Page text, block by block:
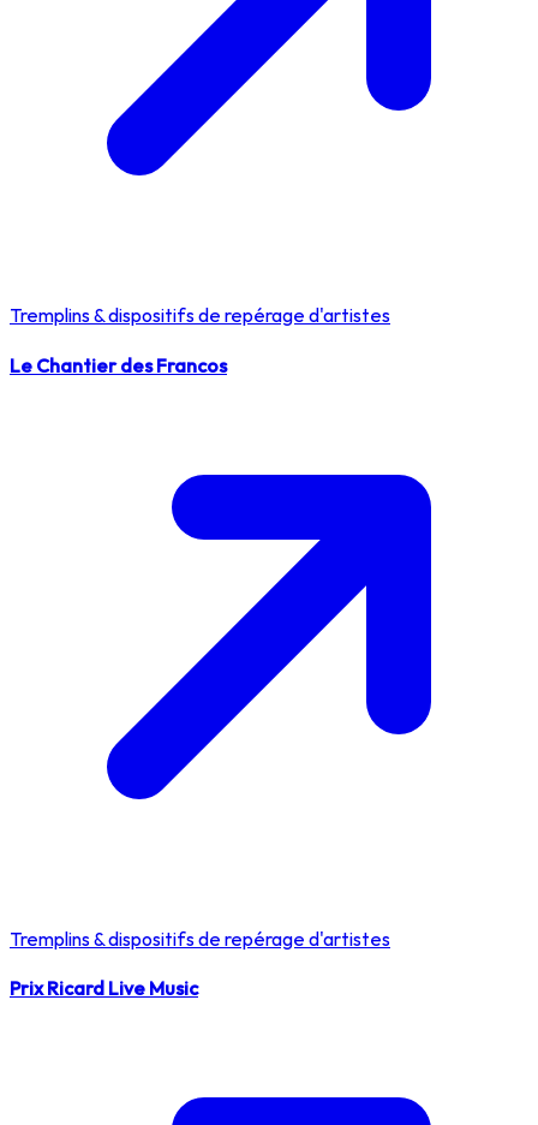
Tremplins & dispositifs de repérage d'artistes
Le Chantier des Francos
Tremplins & dispositifs de repérage d'artistes
Prix Ricard Live Music